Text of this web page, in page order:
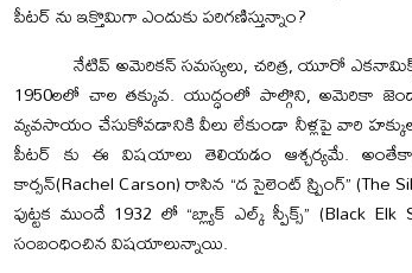
పీటర్ ను ఇక్తొమిగా ఎందుకు పరిగణిస్తున్నాం?
నేటివ్ అమెరికన్ సమస్యలు, చరిత్ర, యూరో
1950లలో చాల తక్కువ. యుద్ధంలో పాల్గొని, అమెరికా
వ్యవసాయం చేసుకోవడానికి వీలు లేకుండా నీళ్లపై వారి
పీటర్ కు ఈ విషయాలు తెలియడం ఆశ్చర్యమే.
కార్సన్(Rachel Carson) రాసిన “ద సైలెంట్ స్ప్రింగ్”
పుట్టక ముందే 1932 లో “బ్ల్యాక్ ఎల్క్ స్పీక్స్”
సంబంధించిన విషయాలున్నాయి.